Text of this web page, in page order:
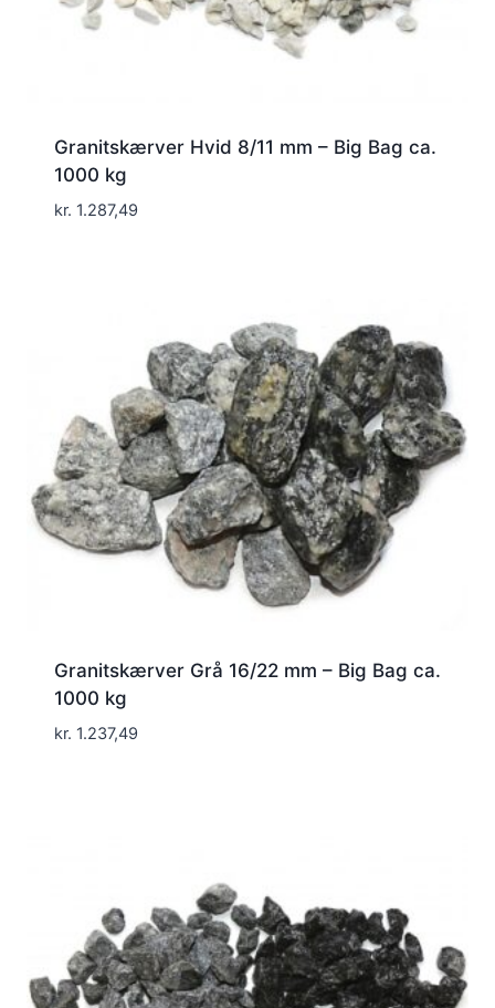
Granitskærver Hvid 8/11 mm – Big Bag ca.
1000 kg
kr. 1.287,49
Granitskærver Grå 16/22 mm – Big Bag ca.
1000 kg
kr. 1.237,49